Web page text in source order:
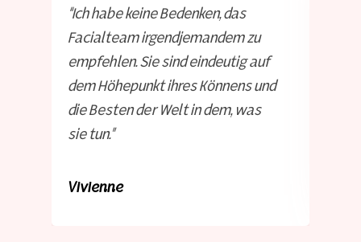
“Ich habe keine Bedenken, das
Facialteam irgendjemandem zu
empfehlen. Sie sind eindeutig auf
dem Höhepunkt ihres Könnens und
die Besten der Welt in dem, was
sie tun.”
Vivienne